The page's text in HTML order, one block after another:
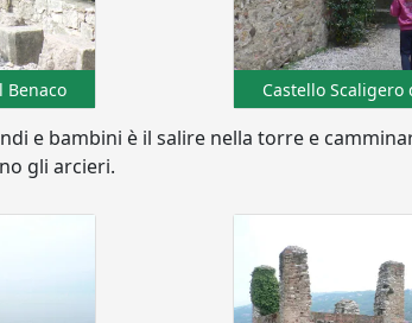
Benaco Castello
e bambini è il salire nella torre e
gli arcieri.